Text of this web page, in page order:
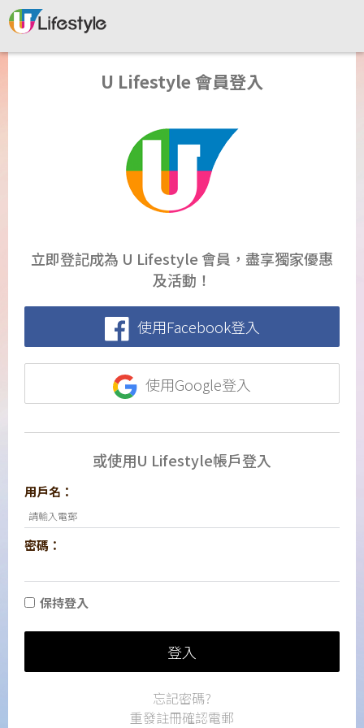
U Lifestyle 會員登入
立即登記成為 U Lifestyle 會員，盡享獨家優惠
及活動！
使用Facebook登入
使用Google登入
或使用U Lifestyle帳戶登入
用戶名：
密碼：
保持登入
登入
忘記密碼?
重發註冊確認電郵